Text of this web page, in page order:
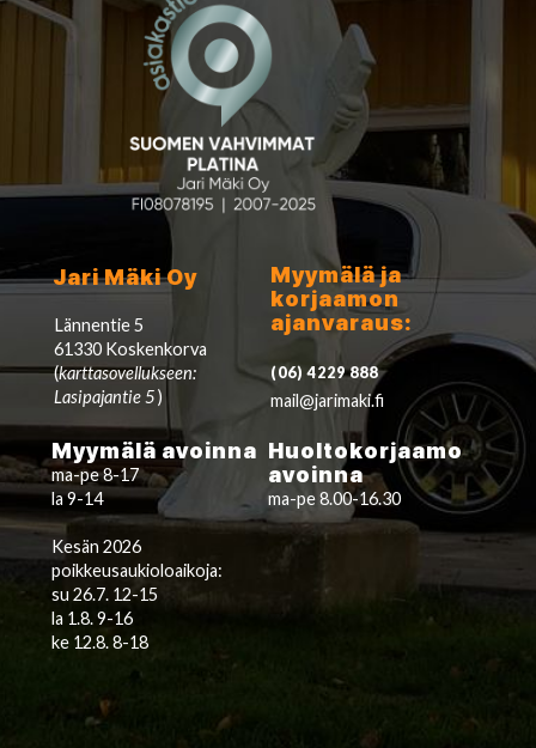
Jari Mäki Oy
Lännentie 5
61330 Koskenkorva
(karttasovellukseen:
Lasipajantie 5)
Myymälä ja
korjaamon
ajanvaraus:
(06) 4229 888
mail@jarimaki.fi
Myymälä avoinna
ma-pe 8-17
la 9-14
Kesän 2026
poikkeusaukioloaikoja:
su 26.7. 12-15
la 1.8. 9-16
ke 12.8. 8-18
Huoltokorjaamo
avoinna
ma-pe 8.00-16.30